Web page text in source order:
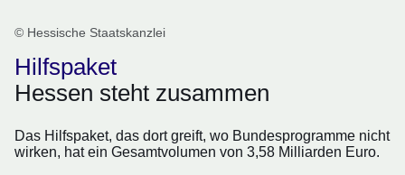
© Hessische Staatskanzlei
Hilfspaket
Hessen steht zusammen
Das Hilfspaket, das dort greift, wo Bundesprogramme nicht
wirken, hat ein Gesamtvolumen von 3,58 Milliarden Euro.